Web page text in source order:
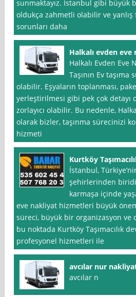
sunmaktayız. İstanbul gibi büyük
oldukça zahmetli olabilir ve yanlış
sorunları daha
Halkalı evden
Halkalı Evden Eve
Taşının Ev
olabilir. Eşyaların toplanması,
yerleştirilmesi gibi pek çok detayı
zorlayıcı olabilir. Bu nedenle,
olarak bizler, taşınma sürecinizi
hizmeti
Kurtköy
İstanbul,
şehirlerinden
karmaşa içinde
eve nakliyat hizmetleri büyük
süreci, büyük bir organizasyon ve
bu noktada Kurtköy Taşımacılık
profesyonel hizmetleri ile
avcılar nur
avcılar n